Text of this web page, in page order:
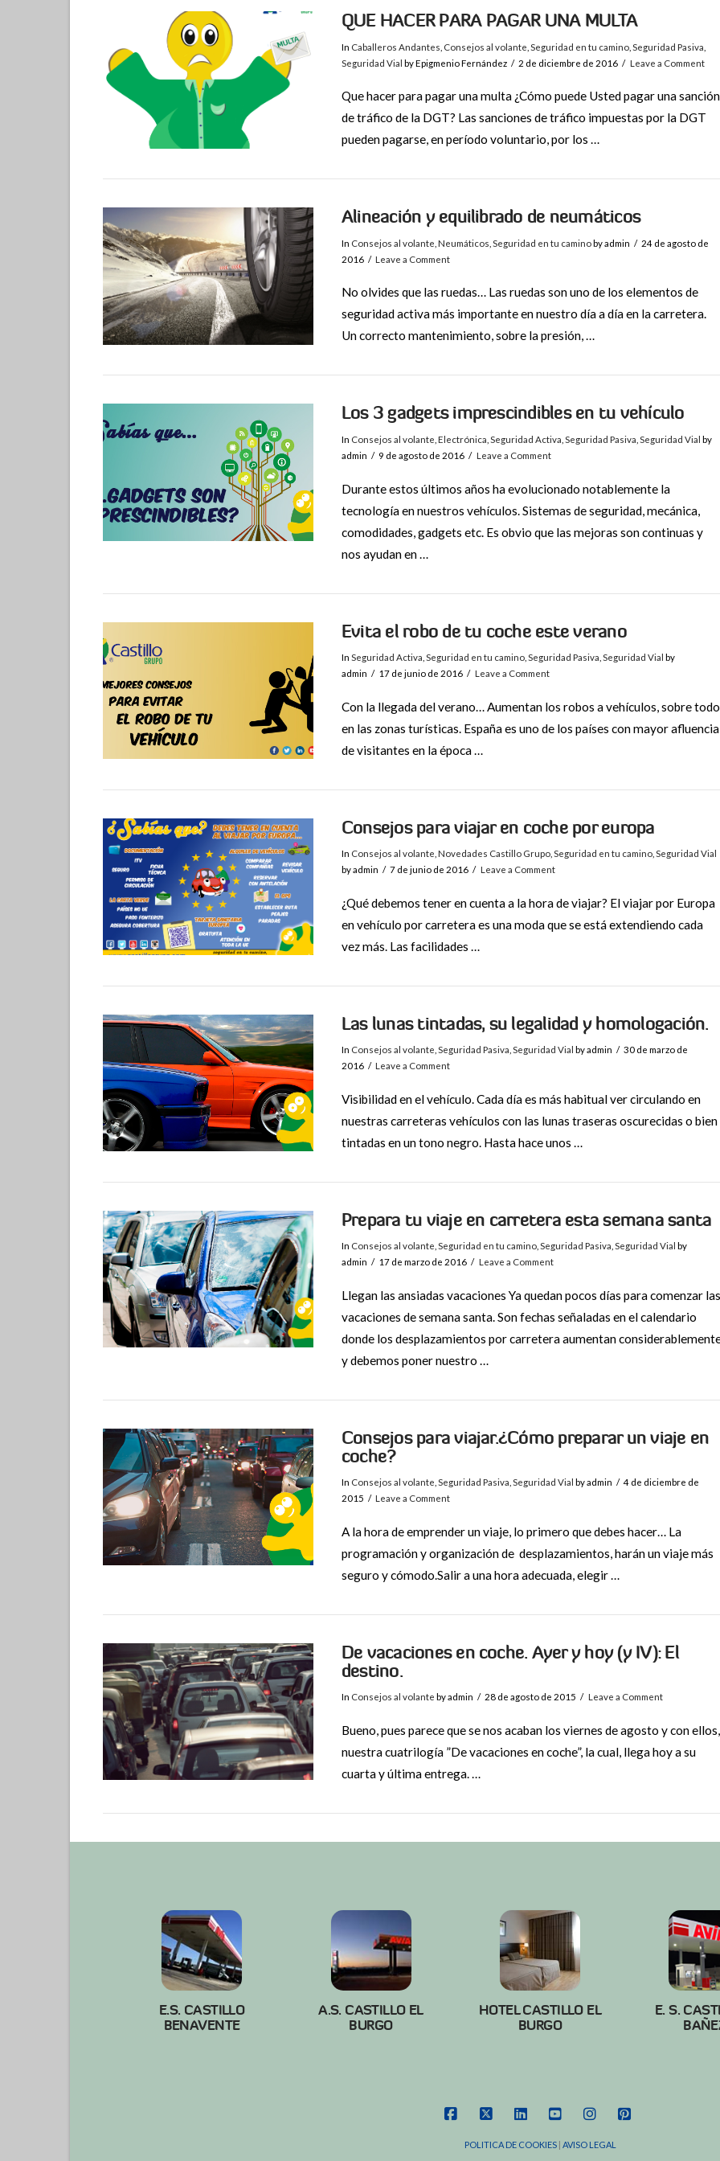
QUE HACER PARA PAGAR UNA MULTA
In Caballeros Andantes Consejos al volante Seguridad en tu camino, Seguridad Pasiva
Seguridad Vial by Epigmenio Fernández 2 de diciembre de 2016 Leave a Comment
Que hacer para pagar una multa ¿Cómo puede Usted pagar una sanción
de tráfico de la DGT? Las sanciones de tráfico impuestas por la DGT
pueden pagarse, en período voluntario, por los …
Alineación y equilibrado de neumáticos
In Consejos al volante Neumáticos Seguridad en tu caminoby admin
24 de agosto de
2016
Leave a Comment
No olvides que las ruedas… Las ruedas son uno de los elementos de
seguridad activa más importante en nuestro día a día en la carretera.
Un correcto mantenimiento, sobre la presión, …
VIEW POST
Los 3 gadgets imprescindibles en tu vehículo
In Consejos al volante Electrónica Seguridad Activa Seguridad Pasiva Seguridad Vial by
admin
9 de agosto de 2016 Leave a Comment
Durante estos últimos años ha evolucionado notablemente la
tecnología en nuestros vehículos. Sistemas de seguridad, mecánica,
comodidades, gadgets etc. Es obvio que las mejoras son continuas y
nos ayudan en …
Evita el robo de tu coche este verano
In Seguridad Activa Seguridad en tu camino, Seguridad Pasiva Seguridad Vial
by
admin
17 de junio de 2016 Leave a Comment
Con la llegada del verano… Aumentan los robos a vehículos, sobre todo
en las zonas turísticas. España es uno de los países con mayor afluencia
de visitantes en la época …
Consejos para viajar en coche por europa
In Consejos al volante Novedades Castillo Grupo, Seguridad en tu camino, Seguridad Vial
by admin
7 de junio de 2016 Leave a Comment
¿Qué debemos tener en cuenta a la hora de viajar? El viajar por Europa
en vehículo por carretera es una moda que se está extendiendo cada
vez más. Las facilidades …
Las lunas tintadas, su legalidad y homologación.
In Consejos al volante Seguridad Pasiva Seguridad Vial by admin
30 de marzo de
2016
Leave a Comment
Visibilidad en el vehículo. Cada día es más habitual ver circulando en
nuestras carreteras vehículos con las lunas traseras oscurecidas o bien
tintadas en un tono negro. Hasta hace unos …
VIEW POST
Prepara tu viaje en carretera esta semana santa
In Consejos al volante Seguridad en tu camino, Seguridad Pasiva Seguridad Vial
by
admin
17 de marzo de 2016 Leave a Comment
Llegan las ansiadas vacaciones Ya quedan pocos días para comenzar las
vacaciones de semana santa. Son fechas señaladas en el calendario
donde los desplazamientos por carretera aumentan
y debemos poner nuestro …
VIEW POST
Consejos para viajar.¿Cómo preparar un viaje en
coche?
In Consejos al volante Seguridad Pasiva Seguridad Vial by admin
4 de diciembre de
2015
Leave a Comment
A la hora de emprender un viaje, lo primero que debes hacer… La
programación y organización de desplazamientos, harán un viaje más
seguro y cómodo.Salir a una hora adecuada, elegir …
VIEW POST
De vacaciones en coche. Ayer y hoy (y IV): El
destino.
In Consejos al volante by admin 28 de agosto de 2015 Leave a Comment
Bueno, pues parece que se nos acaban los viernes de agosto y con ellos,
nuestra cuatrilogía ”De vacaciones en coche”, la cual, llega hoy a su
cuarta y última entrega. …
E.S. CASTILLO
BENAVENTE
A.S. CASTILLO EL
BURGO
HOTEL CASTILLO EL
BURGO
E. S.
POLITICA DE COOKIES| AVISO LEGAL